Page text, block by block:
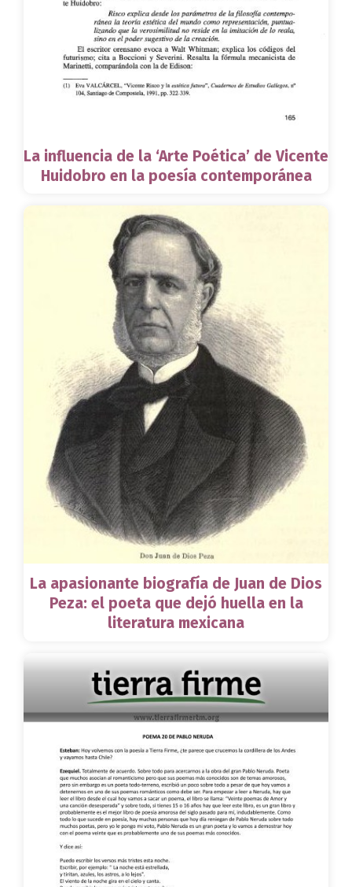
La influencia de la ‘Arte Poética’ de Vicente
Huidobro en la poesía contemporánea
La apasionante biografía de Juan de Dios
Peza: el poeta que dejó huella en la
literatura mexicana